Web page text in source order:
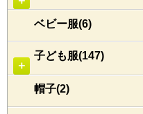
ベビー服(6)
＋
子ども服(147)
帽子(2)